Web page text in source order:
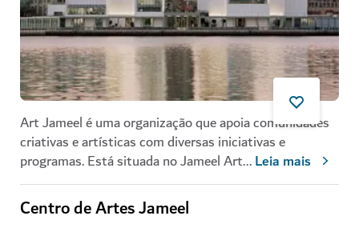
Art Jameel é uma organização que apoia comunidades
criativas e artísticas com diversas iniciativas e
programas. Está situada no Jameel Art...Leia mais
Centro de Artes Jameel